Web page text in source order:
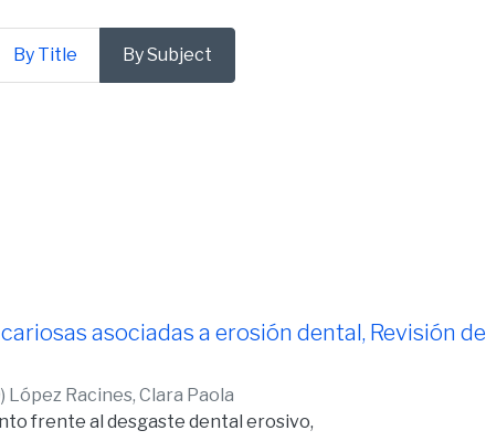
By Title By Subject
Subject "Ácido cítrico"
asociadas a erosión dental, Revisión de
) López Racines, Clara Paola
frente al desgaste dental erosivo,